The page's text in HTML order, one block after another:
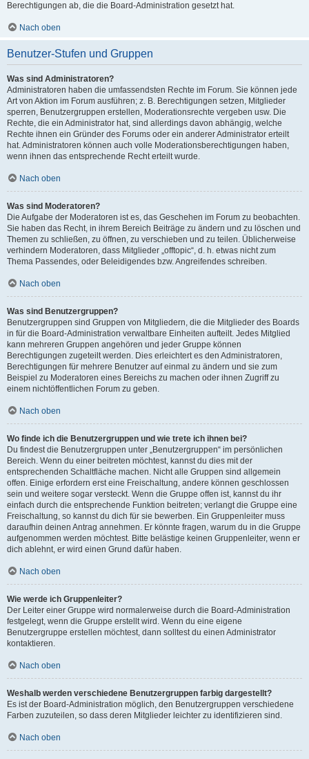
Berechtigungen ab, die die Board-Administration gesetzt hat.
Nach oben
Benutzer-Stufen und Gruppen
Was sind Administratoren?
Administratoren haben die umfassendsten Rechte im Forum. Sie können jede
Art von Aktion im Forum ausführen; z. B. Berechtigungen setzen, Mitglieder
sperren, Benutzergruppen erstellen, Moderationsrechte vergeben usw. Die
Rechte, die ein Administrator hat, sind allerdings davon abhängig, welche
Rechte ihnen ein Gründer des Forums oder ein anderer Administrator erteilt
hat. Administratoren können auch volle Moderationsberechtigungen haben,
wenn ihnen das entsprechende Recht erteilt wurde.
Nach oben
Was sind Moderatoren?
Die Aufgabe der Moderatoren ist es, das Geschehen im Forum zu beobachten.
Sie haben das Recht, in ihrem Bereich Beiträge zu ändern und zu löschen und
Themen zu schließen, zu öffnen, zu verschieben und zu teilen. Üblicherweise
verhindern Moderatoren, dass Mitglieder „offtopic“, d. h. etwas nicht zum
Thema Passendes, oder Beleidigendes bzw. Angreifendes schreiben.
Nach oben
Was sind Benutzergruppen?
Benutzergruppen sind Gruppen von Mitgliedern, die die Mitglieder des Boards
in für die Board-Administration verwaltbare Einheiten aufteilt. Jedes Mitglied
kann mehreren Gruppen angehören und jeder Gruppe können
Berechtigungen zugeteilt werden. Dies erleichtert es den Administratoren,
Berechtigungen für mehrere Benutzer auf einmal zu ändern und sie zum
Beispiel zu Moderatoren eines Bereichs zu machen oder ihnen Zugriff zu
einem nichtöffentlichen Forum zu geben.
Nach oben
Wo finde ich die Benutzergruppen und wie trete ich ihnen bei?
Du findest die Benutzergruppen unter „Benutzergruppen“ im persönlichen
Bereich. Wenn du einer beitreten möchtest, kannst du dies mit der
entsprechenden Schaltfläche machen. Nicht alle Gruppen sind allgemein
offen. Einige erfordern erst eine Freischaltung, andere können geschlossen
sein und weitere sogar versteckt. Wenn die Gruppe offen ist, kannst du ihr
einfach durch die entsprechende Funktion beitreten; verlangt die Gruppe eine
Freischaltung, so kannst du dich für sie bewerben. Ein Gruppenleiter muss
daraufhin deinen Antrag annehmen. Er könnte fragen, warum du in die Gruppe
aufgenommen werden möchtest. Bitte belästige keinen Gruppenleiter, wenn er
dich ablehnt, er wird einen Grund dafür haben.
Nach oben
Wie werde ich Gruppenleiter?
Der Leiter einer Gruppe wird normalerweise durch die Board-Administration
festgelegt, wenn die Gruppe erstellt wird. Wenn du eine eigene
Benutzergruppe erstellen möchtest, dann solltest du einen Administrator
kontaktieren.
Nach oben
Weshalb werden verschiedene Benutzergruppen farbig dargestellt?
Es ist der Board-Administration möglich, den Benutzergruppen verschiedene
Farben zuzuteilen, so dass deren Mitglieder leichter zu identifizieren sind.
Nach oben